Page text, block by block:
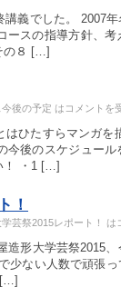
義でした。 2007
ースの指導方針、
の８ […]
後の予定 は コメントを
ひたすらマンガを
今後のスケジュー
！ ・1 […]
！
芸祭2015レポート！ は
造形大学芸祭2015
少ない人数で頑張
[…]